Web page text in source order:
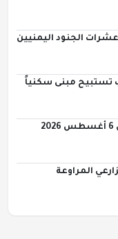
الجنود اليمنيين
تستبيح مبنى سكنياً
أسعار الخضروات والفواكه اليوم الخميس 6 أغسطس 2026
المراوعة